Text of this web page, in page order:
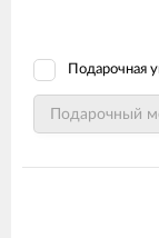
Подарочная